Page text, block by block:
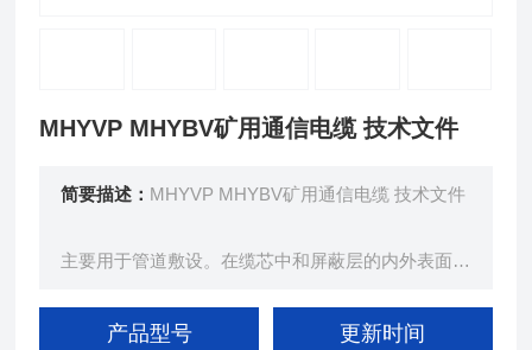
MHYVP MHYBV矿用通信电缆 技术文件
简要描述： MHYVP MHYBV矿用通信电缆 技术文件
主要用于管道敷设。在缆芯中和屏蔽层的内外表面用
产品型号 更新时间